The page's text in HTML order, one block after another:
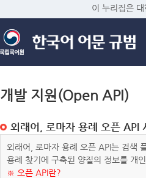
이 누리집은
개발 지원(Open API)
외래어, 로마자 용례 오픈 API
외래어, 로마자 용례 오픈 API는 검색
용례 찾기에 구축된 양질의 정보를 개
※ 오픈 API란?